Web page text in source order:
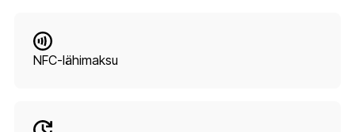
NFC-lähimaksu